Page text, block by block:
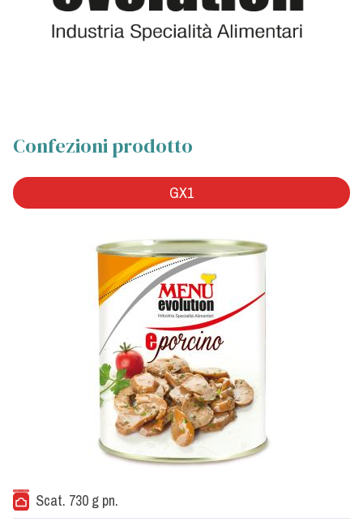
Confezioni prodotto
GX1
Scat. 730 g pn.